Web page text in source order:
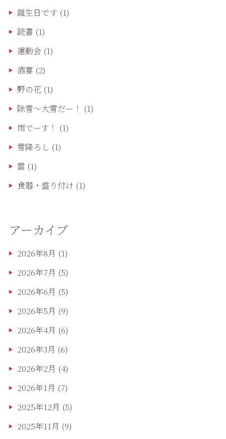
誕生日です (1)
読書 (1)
運動会(1)
酒宴 (2)
野の花 (1)
除雪〜大雪だー！ (1)
雨でーす！ (1)
雪降ろし (1)
雲 (1)
食器・盛り付け (1)
アーカイブ
2026年8月 (1)
2026年7月 (5)
2026年6月 (5)
2026年5月 (9)
2026年4月 (6)
2026年3月 (6)
2026年2月 (4)
2026年1月 (7)
2025年12月 (5)
2025年11月 (9)